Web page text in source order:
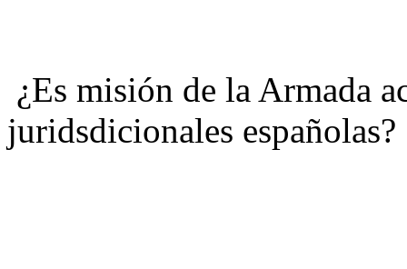
¿Es misión de la Armada
juridsdicionales españolas?